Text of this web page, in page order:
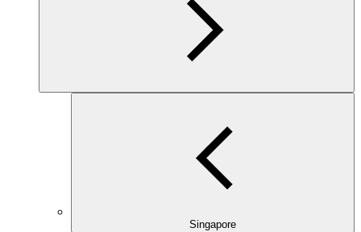
Singapore